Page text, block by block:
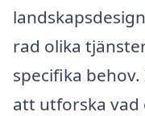
rad olika
specifika
att utforska vad